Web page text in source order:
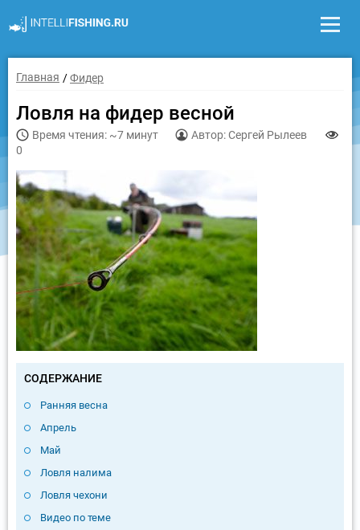
Главная Фидер
Ловля на фидер весной
Время чтения: ~7 минут
Автор: Сергей Рылеев
0
СОДЕРЖАНИЕ
Ранняя весна
Апрель
Май
Ловля налима
Ловля чехони
Видео по теме